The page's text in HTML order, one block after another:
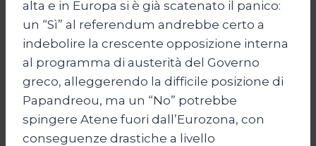
alta e in Europa si è già scatenato il panico:
un “Sì” al referendum andrebbe certo a
indebolire la crescente opposizione interna
al programma di austerità del Governo
greco, alleggerendo la difficile posizione di
Papandreou, ma un “No” potrebbe
spingere Atene fuori dall’Eurozona, con
conseguenze drastiche a livello